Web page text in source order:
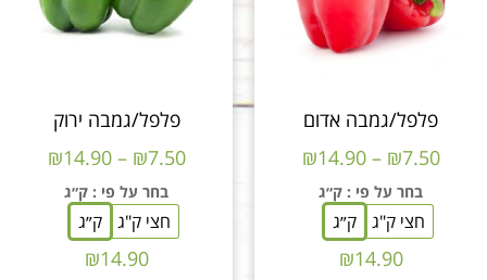
פלפל/גמבה אדום
₪7.50
–
₪14.90
בחר על פי : ק״ג
חצי ק"ג ק״ג
₪14.90
פלפל/גמבה ירוק
₪7.50
–
₪14.90
בחר על פי : ק״ג
חצי ק"ג ק״ג
₪14.90